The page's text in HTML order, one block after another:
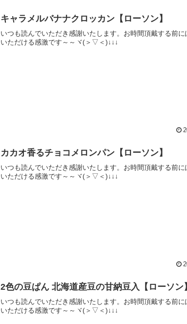
キャラメルバナナクロッカン【ローソン】
いつも読んでいただき感謝いたします。お時間頂戴する前に
いただける感激です～～ヾ(＞▽＜)↓↓↓
カカオ香るチョコメロンパン【ローソン】
いつも読んでいただき感謝いたします。お時間頂戴する前に
いただける感激です～～ヾ(＞▽＜)↓↓↓
2色の豆ぱん 北海道産豆の甘納豆入【ローソン
いつも読んでいただき感謝いたします。お時間頂戴する前に
いただける感激です～～ヾ(＞▽＜)↓↓↓